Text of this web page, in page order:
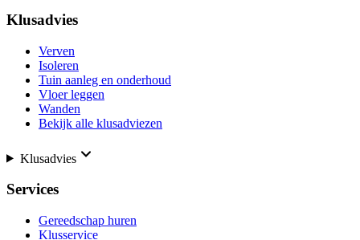
Klusadvies
Verven
Isoleren
Tuin aanleg en onderhoud
Vloer leggen
Wanden
Bekijk alle klusadviezen
Klusadvies
Services
Gereedschap huren
Klusservice